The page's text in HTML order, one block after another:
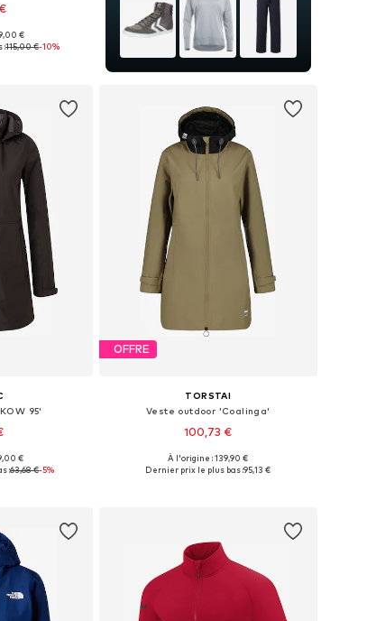
+3
S, M, L, XL
€
:115,00 €-10%
95'
S
€
:63,68 €-5%
OFFRE
TORSTAI
Veste outdoor 'Coalinga'
100,73 €
Tailles disponibles: XXL
À l'origine : 139,90 €
Dernier prix le plus bas :95,13 €